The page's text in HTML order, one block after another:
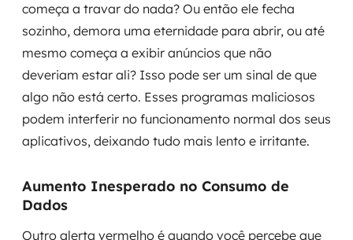
começa a travar do nada? Ou então ele fecha
sozinho, demora uma eternidade para abrir, ou até
mesmo começa a exibir anúncios que não
deveriam estar ali? Isso pode ser um sinal de que
algo não está certo. Esses programas maliciosos
podem interferir no funcionamento normal dos seus
aplicativos, deixando tudo mais lento e irritante.
Aumento Inesperado no Consumo de
Dados
Outro alerta vermelho é quando você percebe que